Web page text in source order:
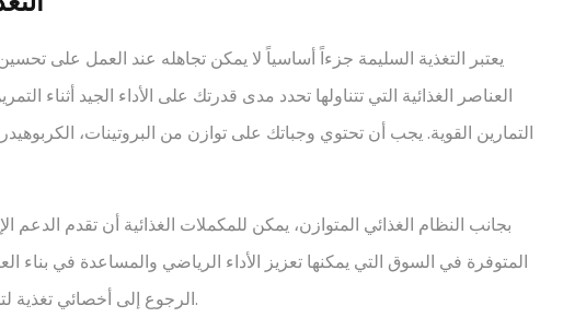
يعتبر التغذية السليمة جزءاً أساسياً لا يمكن تجاهله عند العمل على تحسين
العناصر الغذائية التي تتناولها تحدد مدى قدرتك على الأداء الجيد أثناء
التمارين القوية. يجب أن تحتوي وجباتك على توازن من البروتينات،
بجانب النظام الغذائي المتوازن، يمكن للمكملات الغذائية أن تقدم
المتوفرة في السوق التي يمكنها تعزيز الأداء الرياضي والمساعدة في بناء
الرجوع إلى أخصائي تغذية لتحديد المكملات المناسبة لحاجاتك الخاصة.